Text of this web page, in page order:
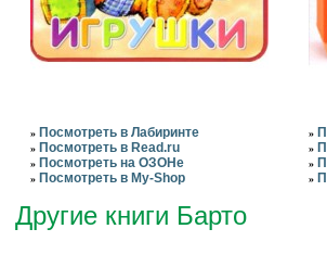
» Посмотреть в Лабиринте
» Посмотреть в Read.ru
» Посмотреть на ОЗОНе
» Посмотреть в My-Shop
»
»
»
»
Другие книги Барто